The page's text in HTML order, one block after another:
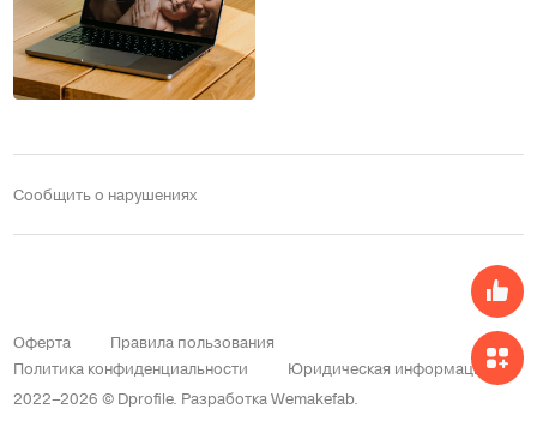
Сообщить о нарушениях
2022–2026 © Dprofile. РазработкаWemakefab.
Оферта
Правила пользования
Политика конфиденциальности
Юридическая информация